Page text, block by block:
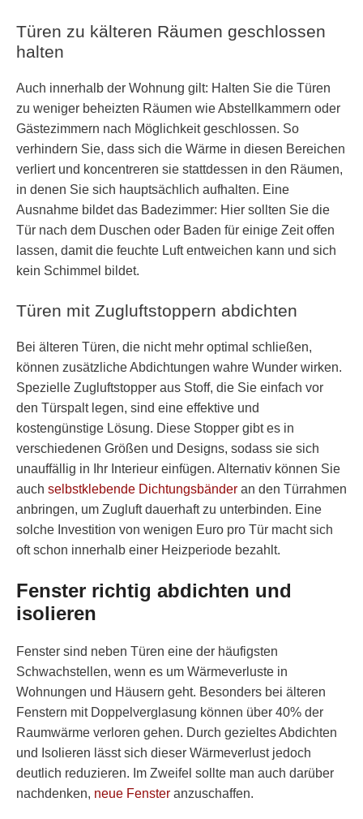
Türen zu kälteren Räumen geschlossen
halten
Auch innerhalb der Wohnung gilt: Halten Sie die Türen
zu weniger beheizten Räumen wie Abstellkammern oder
Gästezimmern nach Möglichkeit geschlossen. So
verhindern Sie, dass sich die Wärme in diesen Bereichen
verliert und koncentreren sie stattdessen in den Räumen,
in denen Sie sich hauptsächlich aufhalten. Eine
Ausnahme bildet das Badezimmer: Hier sollten Sie die
Tür nach dem Duschen oder Baden für einige Zeit offen
lassen, damit die feuchte Luft entweichen kann und sich
kein Schimmel bildet.
Türen mit Zugluftstoppern abdichten
Bei älteren Türen, die nicht mehr optimal schließen,
können zusätzliche Abdichtungen wahre Wunder wirken.
Spezielle Zugluftstopper aus Stoff, die Sie einfach vor
den Türspalt legen, sind eine effektive und
kostengünstige Lösung. Diese Stopper gibt es in
verschiedenen Größen und Designs, sodass sie sich
unauffällig in Ihr Interieur einfügen. Alternativ können Sie
auch selbstklebende Dichtungsbänder an den Türrahmen
anbringen, um Zugluft dauerhaft zu unterbinden. Eine
solche Investition von wenigen Euro pro Tür macht sich
oft schon innerhalb einer Heizperiode bezahlt.
Fenster richtig abdichten und
isolieren
Fenster sind neben Türen eine der häufigsten
Schwachstellen, wenn es um Wärmeverluste in
Wohnungen und Häusern geht. Besonders bei älteren
Fenstern mit Doppelverglasung können über 40% der
Raumwärme verloren gehen. Durch gezieltes Abdichten
und Isolieren lässt sich dieser Wärmeverlust jedoch
deutlich reduzieren. Im Zweifel sollte man auch darüber
nachdenken, neue Fenster anzuschaffen.